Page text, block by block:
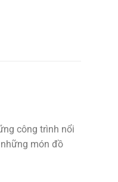
công trình nổi
món đồ